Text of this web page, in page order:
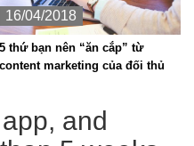
16/04/2018
5 thứ bạn nên “ăn cắp” từ
content marketing của đối thủ
and